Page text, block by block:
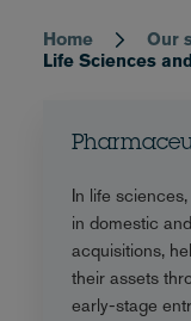
Home
Our
Life Sciences
In life
in domestic
acquisitions,
their assets
early-stage